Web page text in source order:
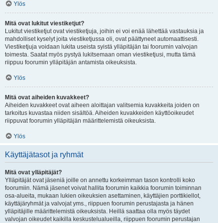
Ylös
Mitä ovat lukitut viestiketjut?
Lukitut viestiketjut ovat viestiketjuja, joihin ei voi enää lähettää vastauksia ja
mahdolliset kyselyt joita viestiketjussa oli, ovat päättyneet automaattisesti.
Viestiketjuja voidaan lukita useista syistä ylläpitäjän tai foorumin valvojan
toimesta. Saatat myös pystyä lukitsemaan oman viestiketjusi, mutta tämä
riippuu foorumin ylläpitäjän antamista oikeuksista.
Ylös
Mitä ovat aiheiden kuvakkeet?
Aiheiden kuvakkeet ovat aiheen aloittajan valitsemia kuvakkeita joiden on
tarkoitus kuvastaa niiden sisältöä. Aiheiden kuvakkeiden käyttöoikeudet
riippuvat foorumin ylläpitäjän määrittelemistä oikeuksista.
Ylös
Käyttäjätasot ja ryhmät
Mitä ovat ylläpitäjät?
Ylläpitäjät ovat jäseniä joille on annettu korkeimman tason kontrolli koko
foorumiin. Nämä jäsenet voivat hallita foorumin kaikkia foorumin toiminnan
osa-alueita, mukaan lukien oikeuksien asettaminen, käyttäjien porttikiellot,
käyttäjäryhmät ja valvojat yms., riippuen foorumin perustajasta ja hänen
ylläpitäjille määrittelemistä oikeuksista. Heillä saattaa olla myös täydet
valvojan oikeudet kaikilla keskustelualueilla, riippuen foorumin perustajan